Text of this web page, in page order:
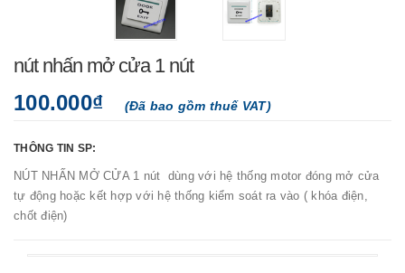
nút nhấn mở cửa 1 nút
100.000₫ (Đã bao gồm thuế VAT)
THÔNG TIN SP:
NÚT NHẤN MỞ CỬA 1 nút dùng với hệ thống motor đóng mở cửa
tự động hoặc kết hợp với hệ thống kiểm soát ra vào ( khóa điện,
chốt điện)